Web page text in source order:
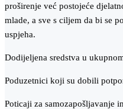
proširenje već postojeće
mlade, a sve s ciljem da bi se
uspjeha.
Dodijeljena sredstva u
Poduzetnici koji su dobili
Poticaji za samozapošljavanje